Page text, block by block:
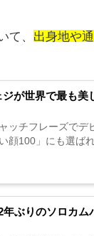
て、 出身地や
ジが世界で最も
ッチフレーズで
顔100」にも選ば
年ぶりのソロカ